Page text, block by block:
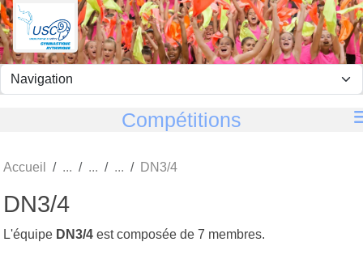
Compétitions
Accueil DN3/4
DN3/4
L'équipe DN3/4 est composée de 7 membres.
Panneau de gestion des cookies